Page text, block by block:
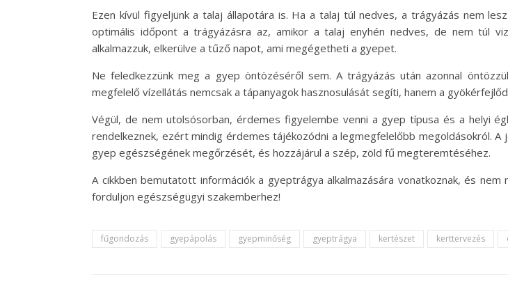
Ezen kívül figyeljünk a talaj állapotára is. Ha a talaj túl nedves, a trágyázás nem
optimális időpont a trágyázásra az, amikor a talaj enyhén nedves, de nem túl
alkalmazzuk, elkerülve a tűző napot, ami megégetheti a gyepet.
Ne feledkezzünk meg a gyep öntözéséről sem. A trágyázás után azonnal
megfelelő vízellátás nemcsak a tápanyagok hasznosulását segíti, hanem a
Végül, de nem utolsósorban, érdemes figyelembe venni a gyep típusa és a helyi
rendelkeznek, ezért mindig érdemes tájékozódni a legmegfelelőbb megoldásokról.
gyep egészségének megőrzését, és hozzájárul a szép, zöld fű megteremtéséhez.
A cikkben bemutatott információk a gyeptrágya alkalmazására vonatkoznak, és
forduljon egészségügyi szakemberhez!
fűgondozás gyepápolás gyepminőség gyeptrágya kertészet kerttervezés